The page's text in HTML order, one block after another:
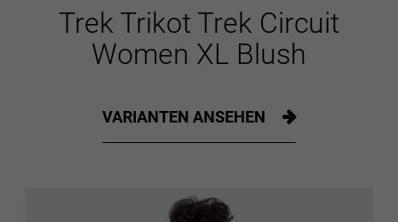
Trek Trikot Trek Circuit
Women XL Blush
VARIANTEN ANSEHEN